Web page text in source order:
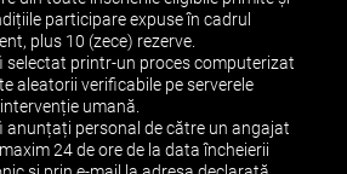
participare expuse în cadrul
plus 10 (zece) rezerve.
selectat printr-un proces computerizat
aleatorii verificabile pe serverele
umană.
anunțați personal de către un angajat
24 de ore de la data încheierii